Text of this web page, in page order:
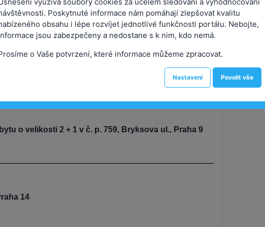
U S N E S E N Í
pravidelné jednání Rady městské části
konané dne 20.11.2023
o velikosti 2 + 1 v č. p. 759, Bryksova ul., Praha 9
14
Poskytnuté informace nám pomáhají zlepšovat kvalitu
obsahu i lépe rozvíjet jednotlivé funkčnosti portálu. Nebojte,
jsou zabezpečeny a nedostane s k nim, kdo nemá.
o Vaše potvrzení, které informace můžeme zpracovat.
Nastavení Povolit vše